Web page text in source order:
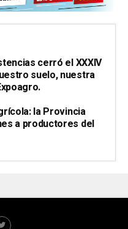
cerró el XXXIV
suelo, nuestra
la Provincia
a productores del